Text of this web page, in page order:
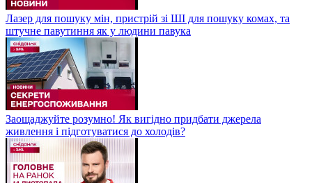
Лазер для пошуку мін, пристрій зі ШІ для пошуку комах, та
штучне павутиння як у людини павука
Заощаджуйте розумно! Як вигідно придбати джерела
живлення і підготуватися до холодів?